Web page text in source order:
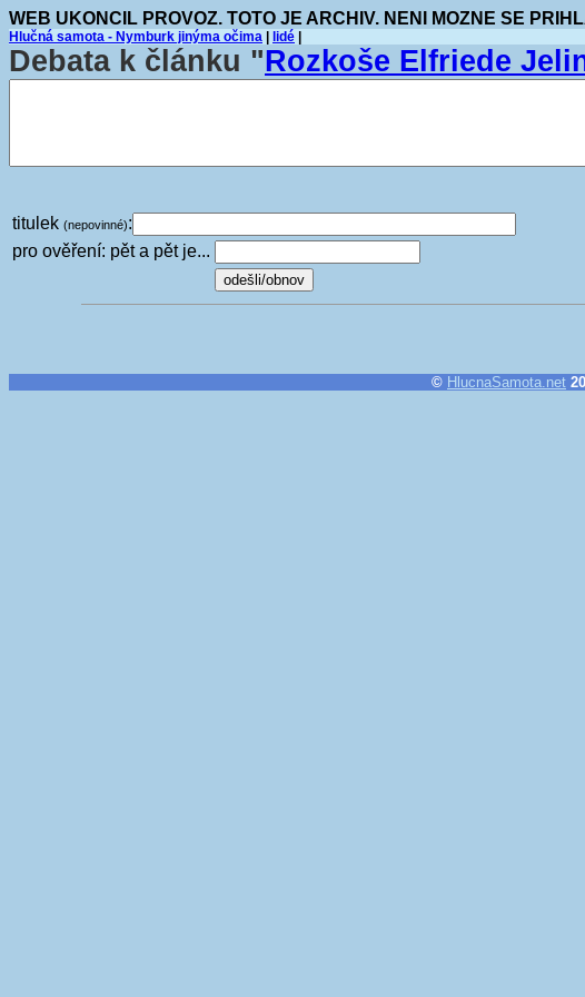
WEB UKONCIL PROVOZ. TOTO JE ARCHIV. NENI MOZNE SE
Hlučná samota - Nymburk jinýma očima lidé
Debata k článku "Rozkoše Elfriede
titulek (nepovinné):
pro ověření: pět a pět je...
© HlucnaSamota.net